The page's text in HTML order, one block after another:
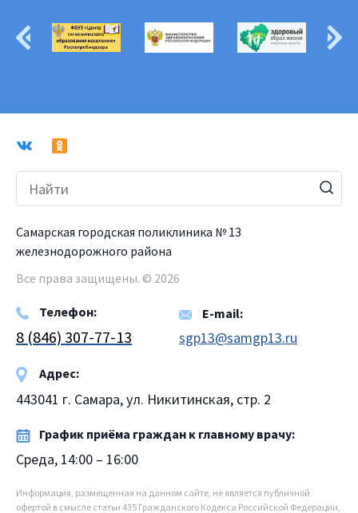
Самарская городская поликлиника № 13
железнодорожного района
Все права защищены. © 2026
Телефон:
8 (846) 307-77-13
E-mail:
sgp13@samgp13.ru
Адрес:
443041 г. Самара, ул. Никитинская, стр. 2
График приёма граждан к главному врачу:
Среда, 14:00 – 16:00
Информация, размещенная на данном сайте, не является публичной
офертой в смысле статьи 435 Гражданского Кодекса Российской Федерации,